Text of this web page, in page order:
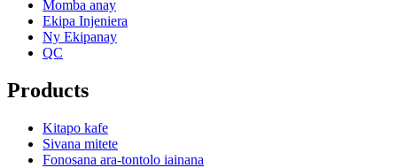
Momba anay
Ekipa Injeniera
Ny Ekipanay
QC
Products
Kitapo kafe
Sivana mitete
Fonosana ara-tontolo iainana